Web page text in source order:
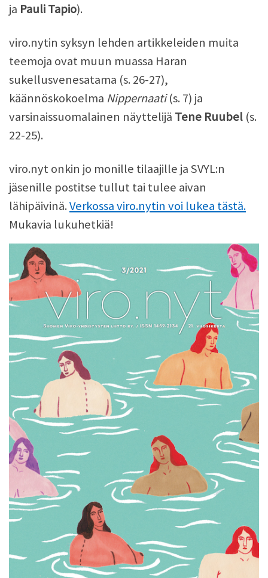
ja Pauli Tapio).
viro.nytin syksyn lehden artikkeleiden muita
teemoja ovat muun muassa Haran
sukellusvenesatama (s. 26-27),
käännöskokoelma Nippernaati(s. 7) ja
varsinaissuomalainen näyttelijä Tene Ruubel (s.
22-25).
viro.nyt onkin jo monille tilaajille ja SVYL:n
jäsenille postitse tullut tai tulee aivan
lähipäivinä.Verkossa viro.nytin voi lukea tästä.
Mukavia lukuhetkiä!